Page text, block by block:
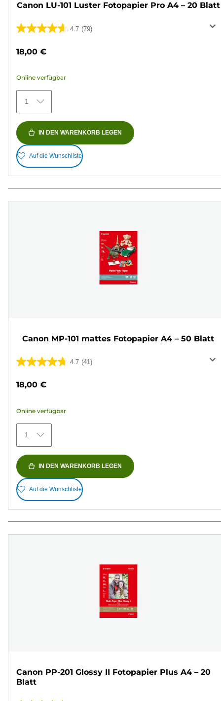
Canon LU-101 Luster Fotopapier Pro A4 – 20 Blatt
4.7 (79)
4.7
5
79
Bewertungen
18,00 €
Online verfügbar
1
IN DEN WARENKORB LEGEN
Auf die Wunschliste
Canon MP-101 mattes Fotopapier A4 – 50 Blatt
4.7 (41)
4.7
41
Bewertungen
18,00 €
Online verfügbar
1
IN DEN WARENKORB LEGEN
Auf die Wunschliste
Canon PP-201 Glossy II Fotopapier Plus A4 – 20
Blatt